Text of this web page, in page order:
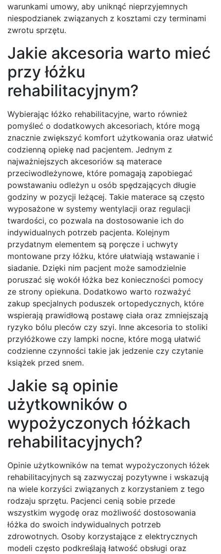
warunkami umowy, aby uniknąć nieprzyjemnych
niespodzianek związanych z kosztami czy terminami
zwrotu sprzętu.
Jakie akcesoria warto mieć
przy łóżku
rehabilitacyjnym?
Wybierając łóżko rehabilitacyjne, warto również
pomyśleć o dodatkowych akcesoriach, które mogą
znacznie zwiększyć komfort użytkowania oraz ułatwić
codzienną opiekę nad pacjentem. Jednym z
najważniejszych akcesoriów są materace
przeciwodleżynowe, które pomagają zapobiegać
powstawaniu odleżyn u osób spędzających długie
godziny w pozycji leżącej. Takie materace są często
wyposażone w systemy wentylacji oraz regulacji
twardości, co pozwala na dostosowanie ich do
indywidualnych potrzeb pacjenta. Kolejnym
przydatnym elementem są poręcze i uchwyty
montowane przy łóżku, które ułatwiają wstawanie i
siadanie. Dzięki nim pacjent może samodzielnie
poruszać się wokół łóżka bez konieczności pomocy
ze strony opiekuna. Dodatkowo warto rozważyć
zakup specjalnych poduszek ortopedycznych, które
wspierają prawidłową postawę ciała oraz zmniejszają
ryzyko bólu pleców czy szyi. Inne akcesoria to stoliki
przyłóżkowe czy lampki nocne, które mogą ułatwić
codzienne czynności takie jak jedzenie czy czytanie
książek przed snem.
Jakie są opinie
użytkowników o
wypożyczonych łóżkach
rehabilitacyjnych?
Opinie użytkowników na temat wypożyczonych łóżek
rehabilitacyjnych są zazwyczaj pozytywne i wskazują
na wiele korzyści związanych z korzystaniem z tego
rodzaju sprzętu. Pacjenci cenią sobie przede
wszystkim wygodę oraz możliwość dostosowania
łóżka do swoich indywidualnych potrzeb
zdrowotnych. Osoby korzystające z elektrycznych
modeli często podkreślają łatwość obsługi oraz